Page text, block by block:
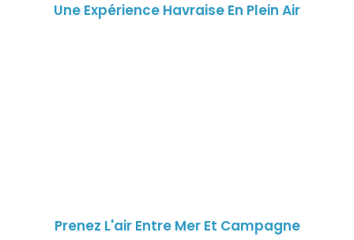
Une Expérience Havraise En Plein Air
Prenez L'air Entre Mer Et Campagne